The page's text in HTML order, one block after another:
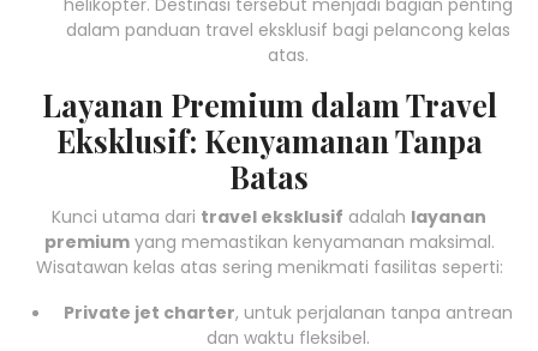
dalam panduan travel eksklusif bagi pelancong kelas
atas.
Layanan Premium dalam Travel
Eksklusif: Kenyamanan Tanpa
Batas
Kunci utama dari travel eksklusif adalah layanan
premiumyang memastikan kenyamanan maksimal.
Wisatawan kelas atas sering menikmati fasilitas seperti:
Private jet charter, untuk perjalanan tanpa antrean
dan waktu fleksibel.